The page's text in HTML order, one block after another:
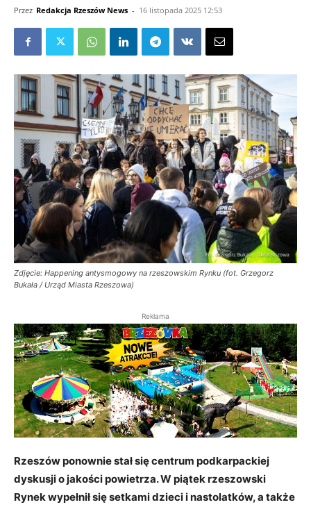
Przez Redakcja Rzeszów News - 16 listopada 2025 12:53
Zdjęcie: Happening antysmogowy na rzeszowskim Rynku (fot. Grzegorz
Bukała / Urząd Miasta Rzeszowa)
Reklama
Rzeszów ponownie stał się centrum podkarpackiej
dyskusji o jakości powietrza. W piątek rzeszowski
Rynek wypełnił się setkami dzieci i nastolatków, a także